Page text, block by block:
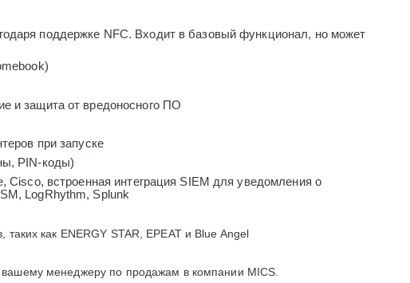
поддержке NFC. Входит в базовый функционал, но может
и защита от вредоносного ПО
при запуске
PIN-коды)
Cisco, встроенная интеграция SIEM для уведомления о
LogRhythm, Splunk
как ENERGY STAR, EPEAT и Blue Angel
менеджеру по продажам в компании MICS.